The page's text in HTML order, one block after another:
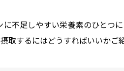
不足しやすい栄養素のひとつ
取するにはどうすればいいかご